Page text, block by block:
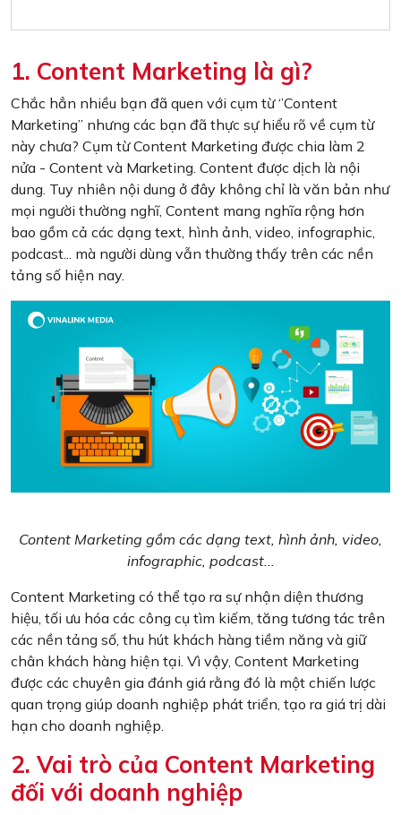
1. Content Marketing là gì?
Chắc hẳn nhiều bạn đã quen với cụm từ ‘’Content
Marketing’’ nhưng các bạn đã thực sự hiểu rõ về cụm từ
này chưa? Cụm từ Content Marketing được chia làm 2
nửa - Content và Marketing. Content được dịch là nội
dung. Tuy nhiên nội dung ở đây không chỉ là văn bản như
mọi người thường nghĩ, Content mang nghĩa rộng hơn
bao gồm cả các dạng text, hình ảnh, video, infographic,
podcast... mà người dùng vẫn thường thấy trên các nền
tảng số hiện nay.
Content Marketing gồm các dạng text, hình ảnh, video,
infographic, podcast...
Content Marketing có thể tạo ra sự nhận diện thương
hiệu, tối ưu hóa các công cụ tìm kiếm, tăng tương tác trên
các nền tảng số, thu hút khách hàng tiềm năng và giữ
chân khách hàng hiện tại. Vì vậy, Content Marketing
được các chuyên gia đánh giá rằng đó là một chiến lược
quan trọng giúp doanh nghiệp phát triển, tạo ra giá trị dài
hạn cho doanh nghiệp.
2. Vai trò của Content Marketing
đối với doanh nghiệp